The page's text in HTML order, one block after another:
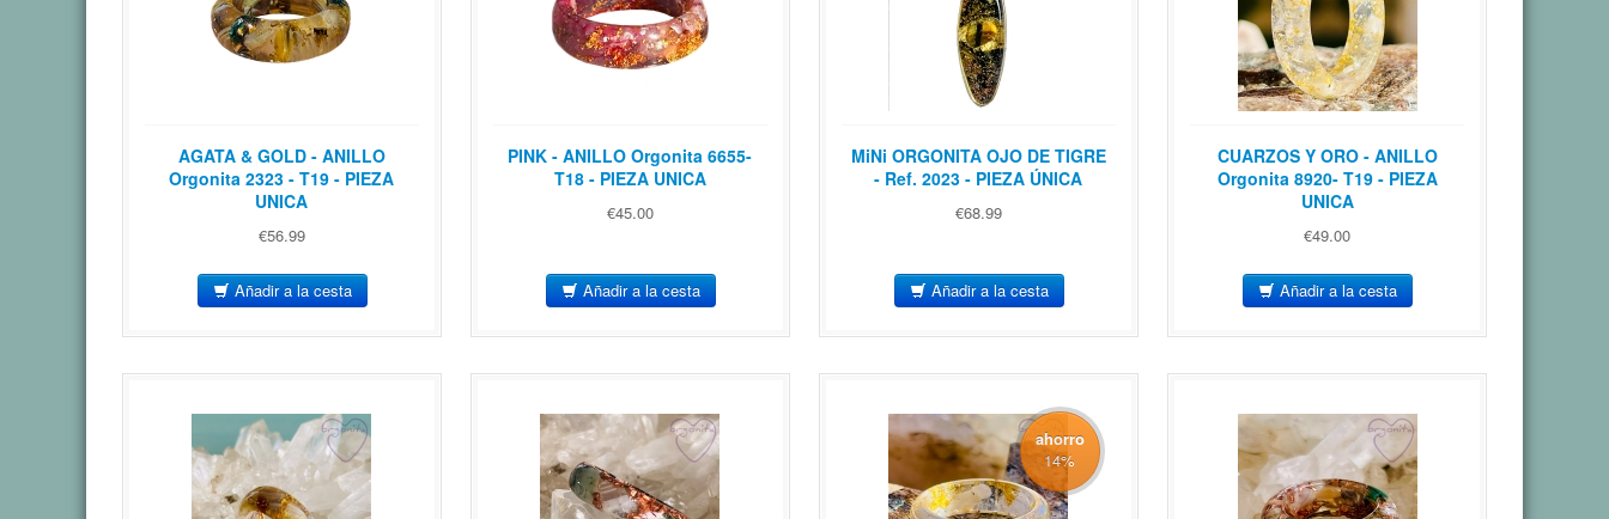
AGATA & GOLD - ANILLO
Orgonita 2323 - T19 - PIEZA
UNICA
€56.99
Añadir a la cesta
PINK - ANILLO Orgonita 6655-
T18 - PIEZA UNICA
€45.00
Añadir a la cesta
MiNi ORGONITA OJO DE TIGRE
- Ref. 2023 - PIEZA ÚNICA
€68.99
Añadir a la cesta
CUARZOS Y ORO - ANILLO
Orgonita 8920- T19 - PIEZA
UNICA
€49.00
Añadir a la cesta
ahorro
14%